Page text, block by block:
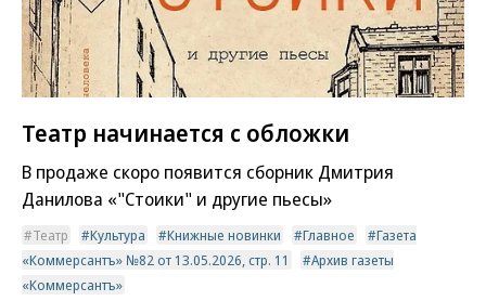
Театр начинается с обложки
В продаже скоро появится сборник Дмитрия
Данилова «"Стоики" и другие пьесы»
Театр Культура Книжные новинки Главное
Газета
«Коммерсантъ» №82 от 13.05.2026, стр. 11
Архив газеты
«Коммерсантъ»